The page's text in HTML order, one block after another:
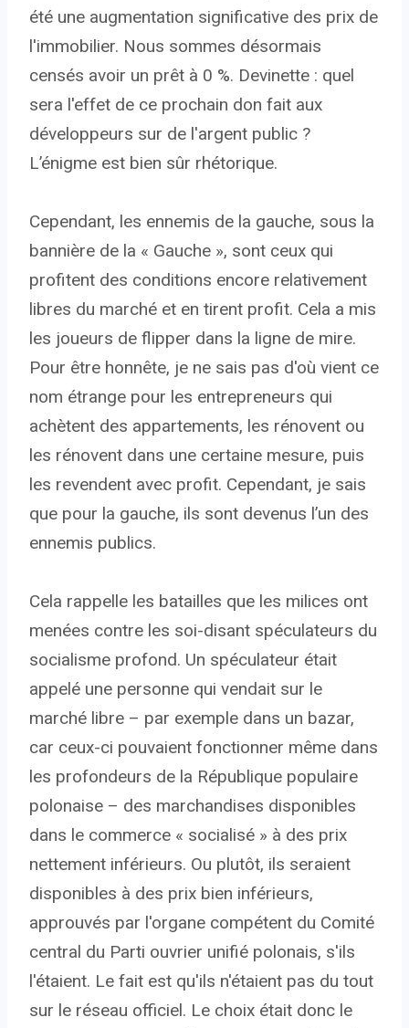
été une augmentation significative des prix de
l'immobilier. Nous sommes désormais
censés avoir un prêt à 0 %. Devinette : quel
sera l'effet de ce prochain don fait aux
développeurs sur de l'argent public ?
L’énigme est bien sûr rhétorique.
Cependant, les ennemis de la gauche, sous la
bannière de la « Gauche », sont ceux qui
profitent des conditions encore relativement
libres du marché et en tirent profit. Cela a mis
les joueurs de flipper dans la ligne de mire.
Pour être honnête, je ne sais pas d'où vient ce
nom étrange pour les entrepreneurs qui
achètent des appartements, les rénovent ou
les rénovent dans une certaine mesure, puis
les revendent avec profit. Cependant, je sais
que pour la gauche, ils sont devenus l’un des
ennemis publics.
Cela rappelle les batailles que les milices ont
menées contre les soi-disant spéculateurs du
socialisme profond. Un spéculateur était
appelé une personne qui vendait sur le
marché libre – par exemple dans un bazar,
car ceux-ci pouvaient fonctionner même dans
les profondeurs de la République populaire
polonaise – des marchandises disponibles
dans le commerce « socialisé » à des prix
nettement inférieurs. Ou plutôt, ils seraient
disponibles à des prix bien inférieurs,
approuvés par l'organe compétent du Comité
central du Parti ouvrier unifié polonais, s'ils
l'étaient. Le fait est qu'ils n'étaient pas du tout
sur le réseau officiel. Le choix était donc le